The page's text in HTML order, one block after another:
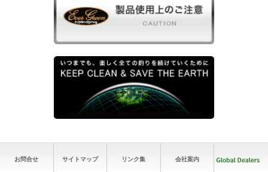
お問合せ サイトマップ リンク集 会社案内